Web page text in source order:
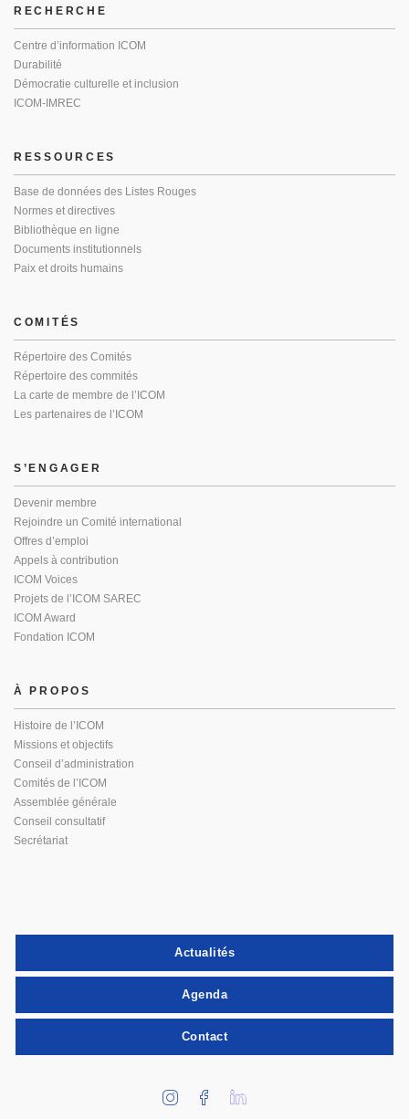
RECHERCHE
Centre d’information ICOM
Durabilité
Démocratie culturelle et inclusion
ICOM-IMREC
RESSOURCES
Base de données des Listes Rouges
Normes et directives
Bibliothèque en ligne
Documents institutionnels
Paix et droits humains
COMITÉS
Répertoire des Comités
Répertoire des commités
La carte de membre de l’ICOM
Les partenaires de l’ICOM
S’ENGAGER
Devenir membre
Rejoindre un Comité international
Offres d’emploi
Appels à contribution
ICOM Voices
Projets de l’ICOM SAREC
ICOM Award
Fondation ICOM
À PROPOS
Histoire de l’ICOM
Missions et objectifs
Conseil d’administration
Comités de l’ICOM
Assemblée générale
Conseil consultatif
Secrétariat
Actualités
Agenda
Contact